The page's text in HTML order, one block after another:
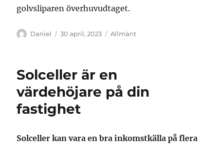
golvsliparen överhuvudtaget.
Författare
Daniel
Publicerat
30 april, 2023 Kategorier
Allmänt
Solceller är en
värdehöjare på din
fastighet
Solceller kan vara en bra inkomstkälla på flera